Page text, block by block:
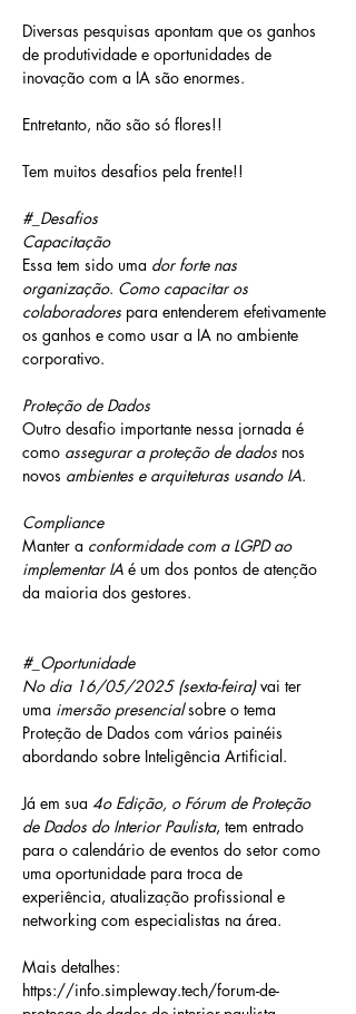
Diversas pesquisas apontam que os ganhos
de produtividade e oportunidades de
inovação com a IA são enormes.
Entretanto, não são só flores!!
Tem muitos desafios pela frente!!
#_Desafios
Capacitação
Essa tem sido uma dor forte nas
organização. Como capacitar os
colaboradores para entenderem efetivamente
os ganhos e como usar a IA no ambiente
corporativo.
Proteção de Dados
Outro desafio importante nessa jornada é
como assegurar a proteção de dados nos
novos ambientes e arquiteturas usando IA.
Compliance
Manter a conformidade com a LGPD ao
implementar IA é um dos pontos de atenção
da maioria dos gestores.
#_Oportunidade
No dia 16/05/2025 (sexta-feira) vai ter
uma imersão presencial sobre o tema
Proteção de Dados com vários painéis
abordando sobre Inteligência Artificial.
Já em sua 4o Edição, o Fórum de Proteção
de Dados do Interior Paulista, tem entrado
para o calendário de eventos do setor como
uma oportunidade para troca de
experiência, atualização profissional e
networking com especialistas na área.
Mais detalhes:
https://info.simpleway.tech/forum-de-